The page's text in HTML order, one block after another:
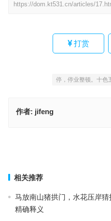
https://dom.kt531.cn/articles/
打赏
停，停业整顿。十色
作者: jifeng
相关推荐
马放南山猪拱门，水花压岸
精确释义